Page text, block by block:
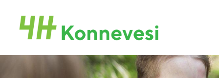
sivun
sisältöön
Konneveden 4H-yhdistys